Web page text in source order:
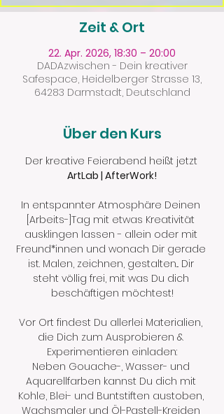
Zeit & Ort
22. Apr. 2026, 18:30 – 20:00
DADAzwischen - Dein kreativer
Safespace, Heidelberger Strasse 13,
64283 Darmstadt, Deutschland
Über den Kurs
Der kreative Feierabend heißt jetzt
ArtLab | AfterWork!
In entspannter Atmosphäre Deinen
[Arbeits-]Tag mit etwas Kreativität
ausklingen lassen - allein oder mit
Freund*innen und wonach Dir gerade
ist. Malen, zeichnen, gestalten... Dir
steht völlig frei, mit was Du dich
beschäftigen möchtest!
Vor Ort findest Du allerlei Materialien,
die Dich zum Ausprobieren &
Experimentieren einladen:
Neben Gouache-, Wasser- und
Aquarellfarben kannst Du dich mit
Kohle, Blei- und Buntstiften austoben,
Wachsmaler und Öl-Pastell-Kreiden